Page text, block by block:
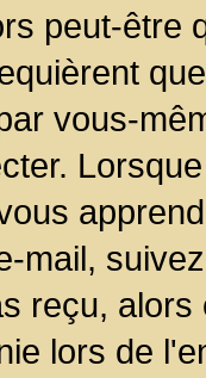
peut-être
vous-
mail,
reçu,
lors de